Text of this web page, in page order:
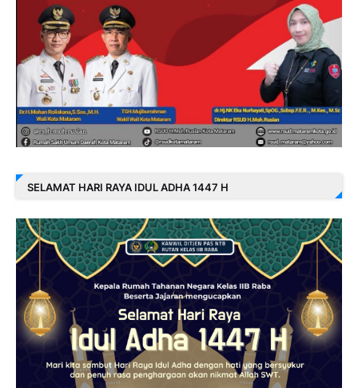
SELAMAT HARI RAYA IDUL ADHA 1447 H